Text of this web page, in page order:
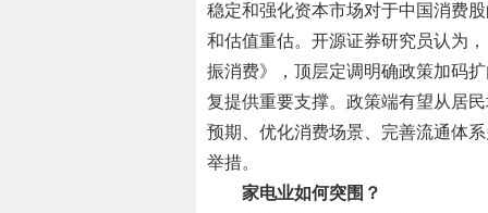
稳定和强化资本市场对于中国消费
和估值重估。开源证券研究员认为
振消费》，顶层定调明确政策加码
复提供重要支撑。政策端有望从居
预期、优化消费场景、完善流通体
举措。
家电业如何突围？